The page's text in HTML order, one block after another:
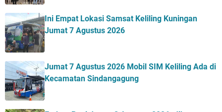
Ini Empat Lokasi Samsat Keliling Kuningan
Jumat 7 Agustus 2026
Jumat 7 Agustus 2026 Mobil SIM Keliling Ada di
Kecamatan Sindangagung